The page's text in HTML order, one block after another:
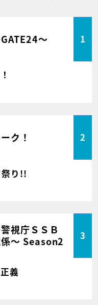
～ 1
ク！ 2
祭り!!
視庁ＳＳＢ
～ Season2
3
義